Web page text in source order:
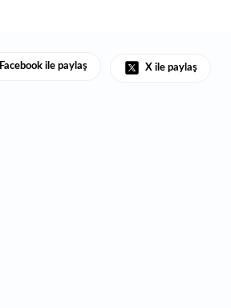
Facebook ile paylaş X ile paylaş